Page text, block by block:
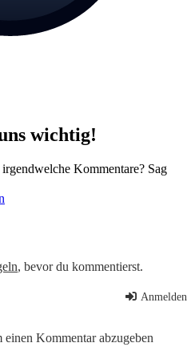
wichtig!
Kommentare? Sag
, bevor du kommentierst.
Anmelden
Kommentar abzugeben